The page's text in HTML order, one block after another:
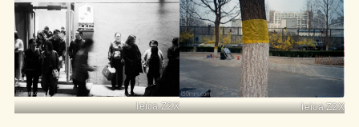
leica Z2X leica Z2X